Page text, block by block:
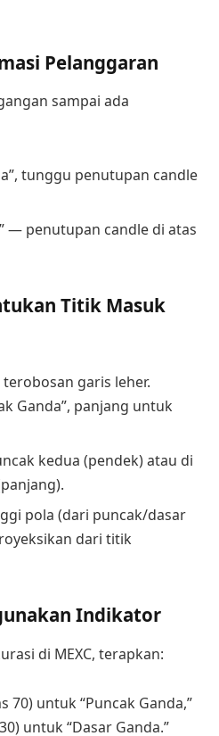
Pelanggaran
sampai ada
tunggu penutupan candle
— penutupan candle di atas
Titik Masuk
terobosan garis leher.
Ganda”, panjang untuk
kedua (pendek) atau di
pola (dari puncak/dasar
dari titik
Indikator
di MEXC, terapkan:
70) untuk “Puncak Ganda,”
untuk “Dasar Ganda.”